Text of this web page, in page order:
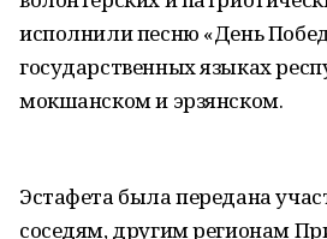
исполнили песню «День
государственных языках
мокшанском и эрзянском.
Эстафета была передана
соседям, другим регионам